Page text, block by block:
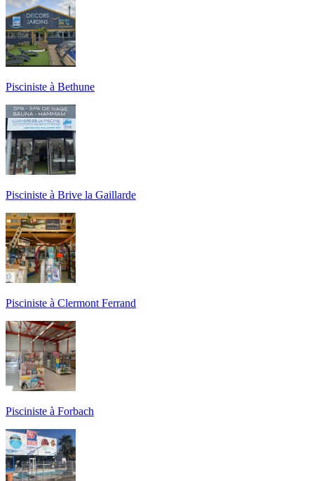
Pisciniste à Bethune
Pisciniste à Brive la Gaillarde
Pisciniste à Clermont Ferrand
Pisciniste à Forbach